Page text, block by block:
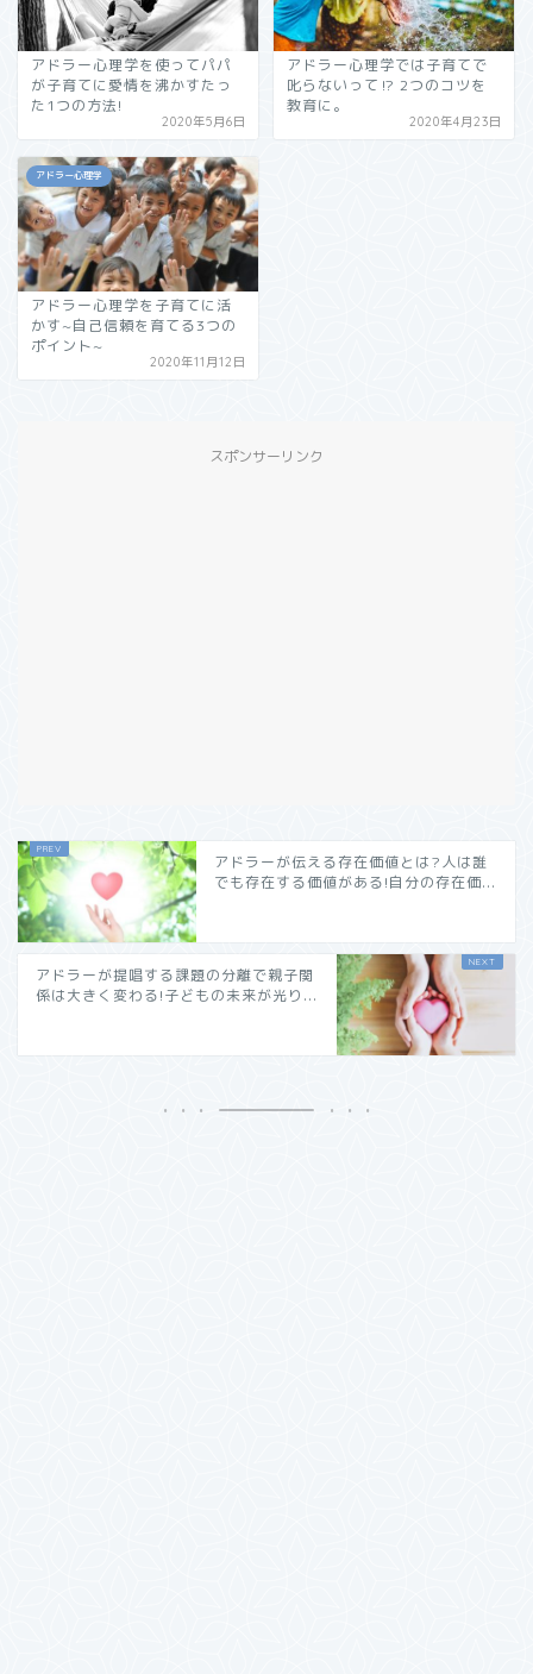
アドラー心理学を使ってパパ
が子育てに愛情を沸かすたっ
た1つの方法!
2020年5月6日
アドラー心理学では子育てで
叱らないって⁉︎ 2つのコツを
教育に。
2020年4月23日
アドラー心理学
アドラー心理学を子育てに活
かす~自己信頼を育てる3つの
ポイント~
2020年11月12日
スポンサーリンク
アドラーが伝える存在価値とは?人は誰
でも存在する価値がある!自分の存在価...
アドラーが提唱する課題の分離で親子関
係は大きく変わる!子どもの未来が光り...